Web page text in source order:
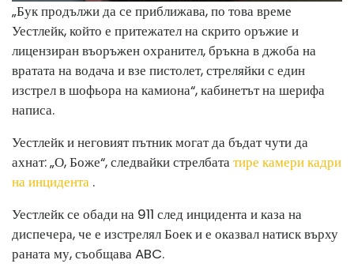
„Бук продължи да се приближава, по това време
Уестлейк, който е притежател на скрито оръжие и
лицензиран въоръжен охранител, бръкна в джоба на
вратата на водача и взе пистолет, стреляйки с един
изстрел в шофьора на камиона“, кабинетът на шерифа
написа.
Уестлейк и неговият пътник могат да бъдат чути да
ахнат: „О, Боже“, следвайки стрелбататире камери кадри
на инцидента .
Уестлейк се обади на 911 след инцидента и каза на
диспечера, че е изстрелял Боек и е оказвал натиск върху
раната му, съобщава ABC.